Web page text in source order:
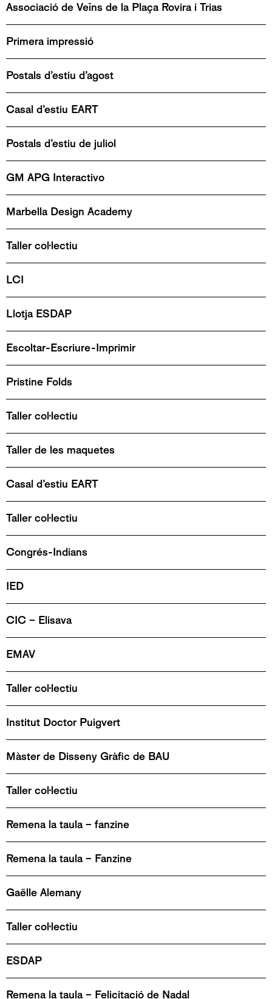
Associació de Veïns de la Plaça Rovira i Trias
Primera impressió
Postals d’estiu d’agost
Casal d’estiu EART
Postals d’estiu de juliol
GM APG Interactivo
Marbella Design Academy
Taller col·lectiu
LCI
Llotja ESDAP
Escoltar-Escriure-Imprimir
Pristine Folds
Taller col·lectiu
Taller de les maquetes
Casal d’estiu EART
Taller col·lectiu
Congrés-Indians
IED
CIC – Elisava
EMAV
Taller col·lectiu
Institut Doctor Puigvert
Màster de Disseny Gràfic de BAU
Taller col·lectiu
Remena la taula – fanzine
Remena la taula – Fanzine
Gaëlle Alemany
Taller col·lectiu
ESDAP
Remena la taula – Felicitació de Nadal